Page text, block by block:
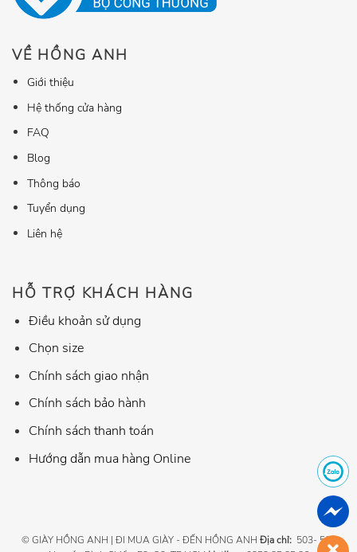
VỀ HỒNG ANH
Giới thiệu
Hệ thống cửa hàng
FAQ
Blog
Thông báo
Tuyển dụng
Liên hệ
HỖ TRỢ KHÁCH HÀNG
Điều khoản sử dụng
Chọn size
Chính sách giao nhận
Chính sách bảo hành
Chính sách thanh toán
Hướng dẫn mua hàng Online
© GIÀY HỒNG ANH | ĐI MUA GIÀY - ĐẾN HỒNG ANH Địa chỉ: 503- 507